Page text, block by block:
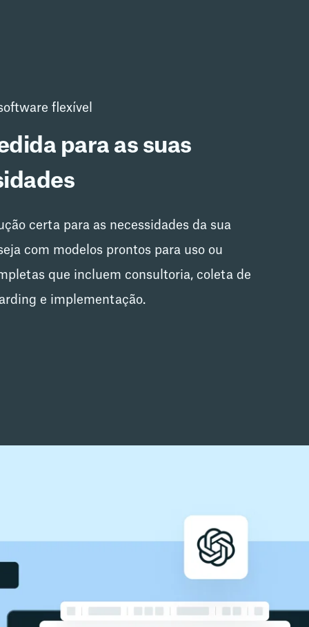
flexível
para as suas
certa para as necessidades da sua
com modelos prontos para uso ou
que incluem consultoria, coleta de
e implementação.